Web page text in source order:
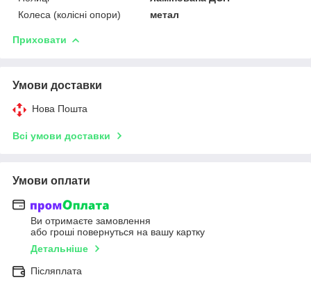
Колеса (колісні опори)
метал
Приховати
Умови доставки
Нова Пошта
Всі умови доставки
Умови оплати
Ви отримаєте замовлення
або гроші повернуться на вашу картку
Детальніше
Післяплата